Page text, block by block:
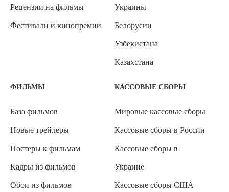
Рецензии на фильмы
Фестивали и кинопремии
Украины
Белорусии
Узбекистана
Казахстана
ФИЛЬМЫ
База фильмов
Новые трейлеры
Постеры к фильмам
Кадры из фильмов
Обои из фильмов
КАССОВЫЕ СБОРЫ
Мировые кассовые сборы
Кассовые сборы в России
Кассовые сборы в
Украине
Кассовые сборы США